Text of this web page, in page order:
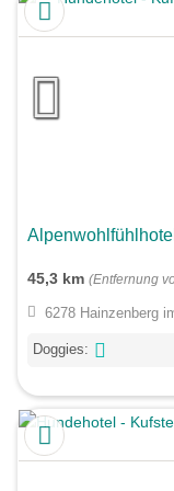
45,3 km (Entfernung
6278 Hainzenberg
Doggies: